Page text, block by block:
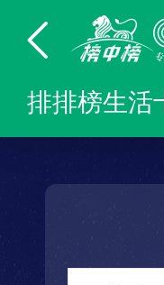
排排榜生活